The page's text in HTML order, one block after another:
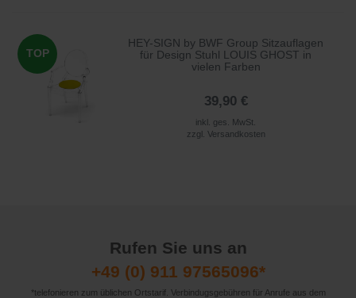
TOP
HEY-SIGN by BWF Group Sitzauflagen
für Design Stuhl LOUIS GHOST in
vielen Farben
39,90 €
inkl. ges. MwSt.
zzgl. Versandkosten
Rufen Sie uns an
+49 (0) 911 97565096*
*telefonieren zum üblichen Ortstarif. Verbindugsgebühren für Anrufe aus dem